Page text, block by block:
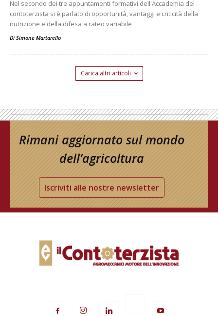
Nel secondo dei tre appuntamenti formativi dell'Accademia del
contoterzista si è parlato di opportunità, vantaggi e criticità della
nutrizione e della difesa a rateo variabile
Di Simone Martarello
Carica altri articoli
Rimani aggiornato sul mondo
dell’agricoltura
Iscriviti alle nostre newsletter